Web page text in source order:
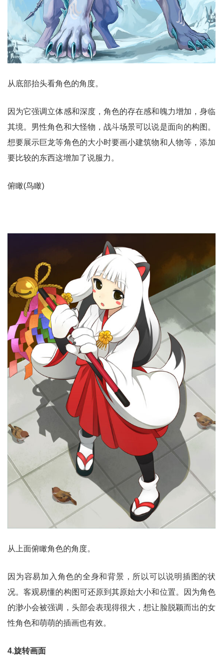
从底部抬头看角色的角度。
因为它强调立体感和深度，角色的存在感和魄力增加，身临
其境。男性角色和大怪物，战斗场景可以说是面向的构图。
想要展示巨龙等角色的大小时要画小建筑物和人物等，添加
要比较的东西这增加了说服力。
俯瞰(鸟瞰)
从上面俯瞰角色的角度。
因为容易加入角色的全身和背景，所以可以说明插图的状
况。客观易懂的构图可还原到其原始大小和位置。因为角色
的渺小会被强调，头部会表现得很大，想让脸脱颖而出的女
性角色和萌萌的插画也有效。
4.旋转画面